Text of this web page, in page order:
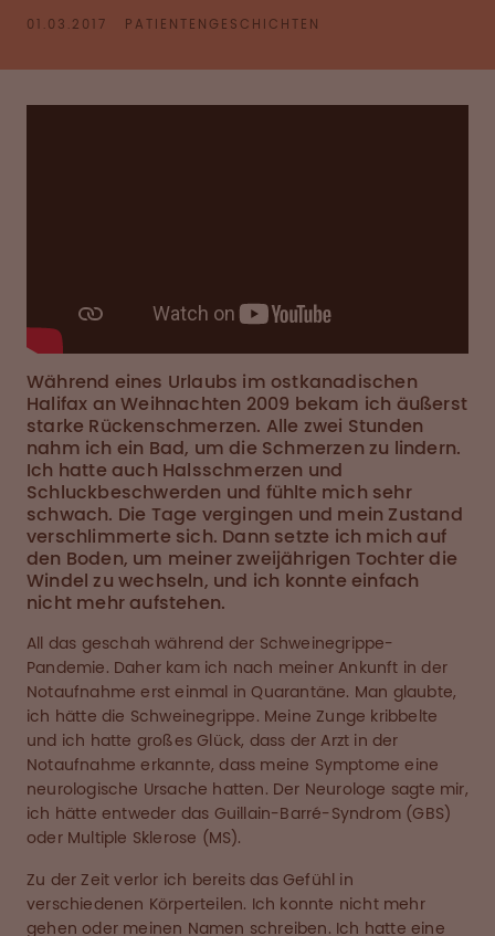
01.03.2017 PATIENTENGESCHICHTEN
Während eines Urlaubs im ostkanadischen
Halifax an Weihnachten 2009 bekam ich äußerst
starke Rückenschmerzen. Alle zwei Stunden
nahm ich ein Bad, um die Schmerzen zu lindern.
Ich hatte auch Halsschmerzen und
Schluckbeschwerden und fühlte mich sehr
schwach. Die Tage vergingen und mein Zustand
verschlimmerte sich. Dann setzte ich mich auf
den Boden, um meiner zweijährigen Tochter die
Windel zu wechseln, und ich konnte einfach
nicht mehr aufstehen.
All das geschah während der Schweinegrippe-
Pandemie. Daher kam ich nach meiner Ankunft in der
Notaufnahme erst einmal in Quarantäne. Man glaubte,
ich hätte die Schweinegrippe. Meine Zunge kribbelte
und ich hatte großes Glück, dass der Arzt in der
Notaufnahme erkannte, dass meine Symptome eine
neurologische Ursache hatten. Der Neurologe sagte mir,
ich hätte entweder das Guillain-Barré-Syndrom (GBS)
oder Multiple Sklerose (MS).
Zu der Zeit verlor ich bereits das Gefühl in
verschiedenen Körperteilen. Ich konnte nicht mehr
gehen oder meinen Namen schreiben. Ich hatte eine